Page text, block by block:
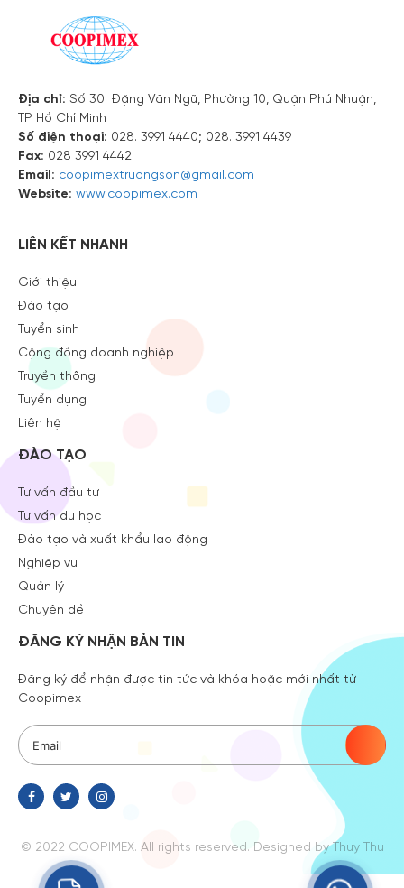
Địa chỉ: Số 30 Đặng Văn Ngữ, Phường 10, Quận Phú Nhuận,
TP Hồ Chí Minh
Số điện thoại: 028. 3991 4440; 028. 3991 4439
Fax: 028 3991 4442
Email: coopimextruongson@gmail.com
Website: www.coopimex.com
LIÊN KẾT NHANH
Giới thiệu
Đào tạo
Tuyển sinh
Cộng đồng doanh nghiệp
Truyền thông
Tuyển dụng
Liên hệ
ĐÀO TẠO
Tư vấn đầu tư
Tư vấn du học
Đào tạo và xuất khẩu lao động
Nghiệp vụ
Quản lý
Chuyên đề
ĐĂNG KÝ NHẬN BẢN TIN
Đăng ký để nhận được tin tức và khóa hoặc mới nhất từ
Coopimex
© 2022 COOPIMEX. All rights reserved. Designed by Thuy Thu